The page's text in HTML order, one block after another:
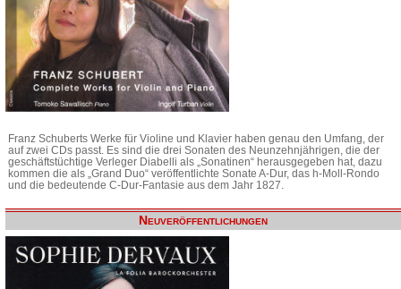
Franz Schuberts Werke für Violine und Klavier haben genau den Umfang, der
auf zwei CDs passt. Es sind die drei Sonaten des Neunzehnjährigen, die der
geschäftstüchtige Verleger Diabelli als „Sonatinen“ herausgegeben hat, dazu
kommen die als „Grand Duo“ veröffentlichte Sonate A-Dur, das h-Moll-Rondo
und die bedeutende C-Dur-Fantasie aus dem Jahr 1827.
Neuveröffentlichungen